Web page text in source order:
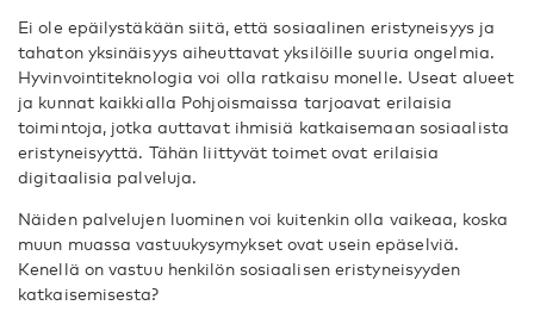
Ei ole epäilystäkään siitä, että sosiaalinen eristyneisyys ja
tahaton yksinäisyys aiheuttavat yksilöille suuria ongelmia.
Hyvinvointiteknologia voi olla ratkaisu monelle. Useat alueet
ja kunnat kaikkialla Pohjoismaissa tarjoavat erilaisia
toimintoja, jotka auttavat ihmisiä katkaisemaan sosiaalista
eristyneisyyttä. Tähän liittyvät toimet ovat erilaisia
digitaalisia palveluja.
Näiden palvelujen luominen voi kuitenkin olla vaikeaa, koska
muun muassa vastuukysymykset ovat usein epäselviä.
Kenellä on vastuu henkilön sosiaalisen eristyneisyyden
katkaisemisesta?